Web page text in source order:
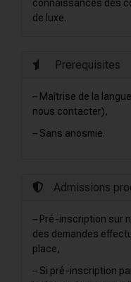
connaissances des
de luxe.
Prerequisites
– Maîtrise de la
nous contacter),
– Sans anosmie.
Admissions
– Pré-inscription sur
des demandes
place,
– Si pré-inscription